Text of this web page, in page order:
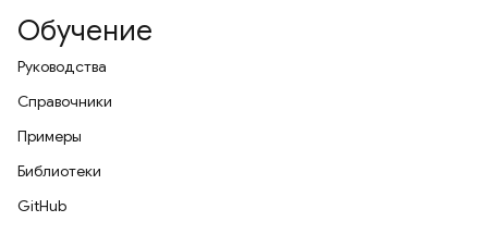
Обучение
Руководства
Справочники
Примеры
Библиотеки
GitHub